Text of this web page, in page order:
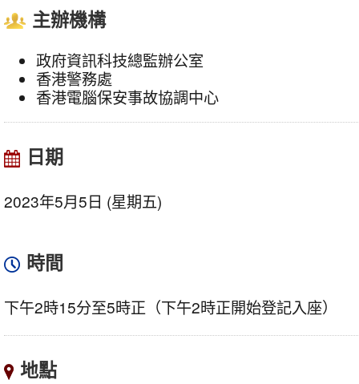
主辦機構
政府資訊科技總監辦公室
香港警務處
香港電腦保安事故協調中心
日期
2023年5月5日 (星期五)
時間
下午2時15分至5時正（下午2時正開始登記入座）
地點